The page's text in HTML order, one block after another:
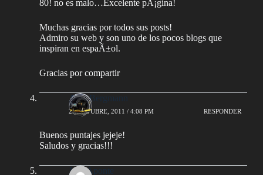
80! no es malo…Excelente pÃ¡gina!
Muchas gracias por todos sus posts!
Admiro su web y son uno de los pocos blogs que
inspiran en espaÃ±ol.
Gracias por compartir
AlejoBergmann
20 OCTUBRE, 2011 / 4:08 PM RESPONDER
Buenos puntajes jejeje!
Saludos y gracias!!!
Jose Aponte